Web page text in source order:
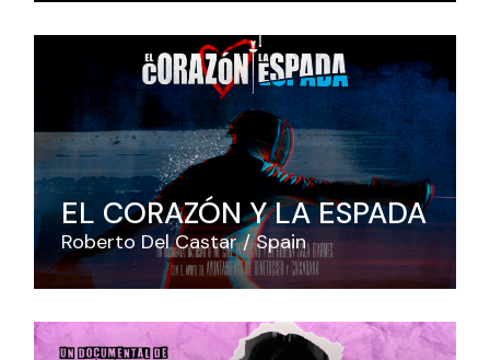
EL CORAZÓN Y LA ESPADA
Roberto Del Castar Spain